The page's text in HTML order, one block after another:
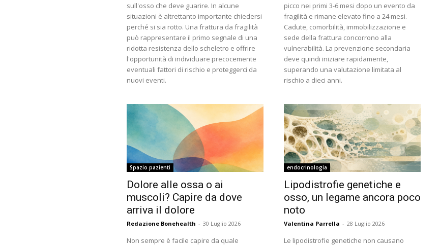
sull'osso che deve guarire. In alcune
situazioni è altrettanto importante chiedersi
perché si sia rotto. Una frattura da fragilità
può rappresentare il primo segnale di una
ridotta resistenza dello scheletro e offrire
l'opportunità di individuare precocemente
eventuali fattori di rischio e proteggerci da
nuovi eventi.
picco nei primi 3-6 mesi dopo un evento da
fragilità e rimane elevato fino a 24 mesi.
Cadute, comorbilità, immobilizzazione e
sede della frattura concorrono alla
vulnerabilità. La prevenzione secondaria
deve quindi iniziare rapidamente,
superando una valutazione limitata al
rischio a dieci anni.
Spazio pazienti
Dolore alle ossa o ai
muscoli? Capire da dove
arriva il dolore
Redazione Bonehealth - 30 Luglio 2026
Non sempre è facile capire da quale
endocrinologia
Lipodistrofie genetiche e
osso, un legame ancora poco
noto
Valentina Parrella - 28 Luglio 2026
Le lipodistrofie genetiche non causano